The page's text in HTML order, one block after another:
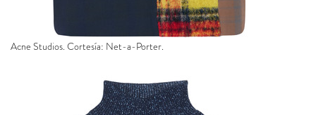
Acne Studios. Cortesía: Net-a-Porter.